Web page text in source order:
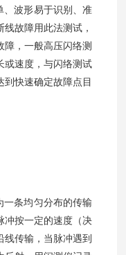
、波形易于识别、准
故障用此法测试，
，一般高压闪络测
或速度，与闪络测试
快速确定故障点目
一条均匀分布的传输
冲按一定的速度（决
线传输，当脉冲遇到